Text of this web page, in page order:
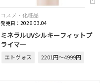
コスメ・化粧品
発売日：2026.03.04
ミネラルUVシルキーフィットプ
ライマー
エトヴォス 2201円～4999円